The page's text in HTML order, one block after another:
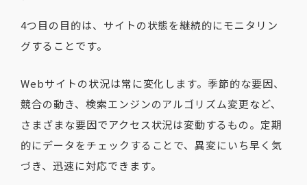
4つ目の目的は、サイトの状態を継続的にモニタリン
グすることです。
Webサイトの状況は常に変化します。季節的な要因、
競合の動き、検索エンジンのアルゴリズム変更など、
さまざまな要因でアクセス状況は変動するもの。定期
的にデータをチェックすることで、異変にいち早く気
づき、迅速に対応できます。